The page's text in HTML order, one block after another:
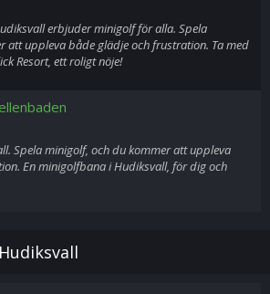
erbjuder minigolf för alla. Spela
att uppleva både glädje och frustration. Ta med
Resort, ett roligt nöje!
Spela minigolf, och du kommer att uppleva
En minigolfbana i Hudiksvall, för dig och